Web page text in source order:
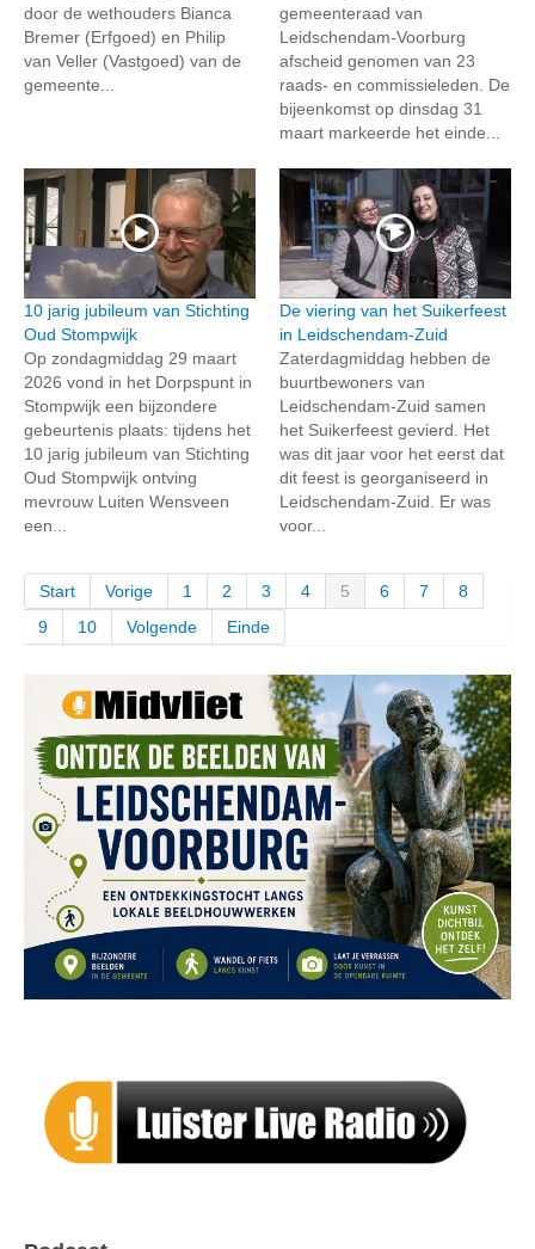
door de wethouders Bianca
Bremer (Erfgoed) en Philip
van Veller (Vastgoed) van de
gemeente...
gemeenteraad van
Leidschendam-Voorburg
afscheid genomen van 23
raads- en commissieleden. De
bijeenkomst op dinsdag 31
maart markeerde het einde...
10 jarig jubileum van Stichting
Oud Stompwijk
Op zondagmiddag 29 maart
2026 vond in het Dorpspunt in
Stompwijk een bijzondere
gebeurtenis plaats: tijdens het
10 jarig jubileum van Stichting
Oud Stompwijk ontving
mevrouw Luiten Wensveen
een...
De viering van het Suikerfeest
in Leidschendam-Zuid
Zaterdagmiddag hebben de
buurtbewoners van
Leidschendam-Zuid samen
het Suikerfeest gevierd. Het
was dit jaar voor het eerst dat
dit feest is georganiseerd in
Leidschendam-Zuid. Er was
voor...
Start Vorige 1 2 3 4 5 6 7
8
9
10 Volgende Einde